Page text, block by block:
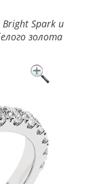
Spark и
золота